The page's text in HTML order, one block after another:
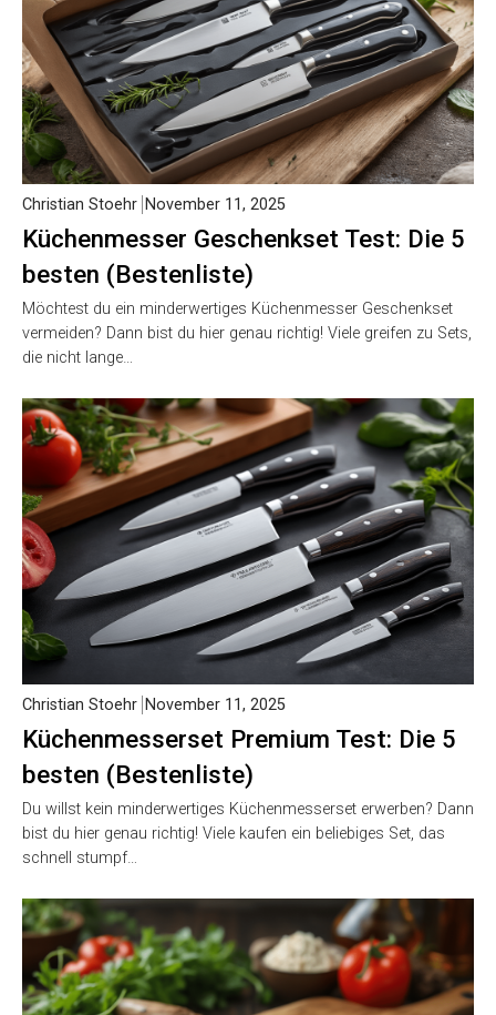
Küchenmesser Geschenkset Test: Die 5
besten (Bestenliste)
Christian Stoehr November 11, 2025
Möchtest du ein minderwertiges Küchenmesser Geschenkset
vermeiden? Dann bist du hier genau richtig! Viele greifen zu Sets,
die nicht lange…
Küchenmesserset Premium Test: Die 5
besten (Bestenliste)
Christian Stoehr November 11, 2025
Du willst kein minderwertiges Küchenmesserset erwerben? Dann
bist du hier genau richtig! Viele kaufen ein beliebiges Set, das
schnell stumpf…